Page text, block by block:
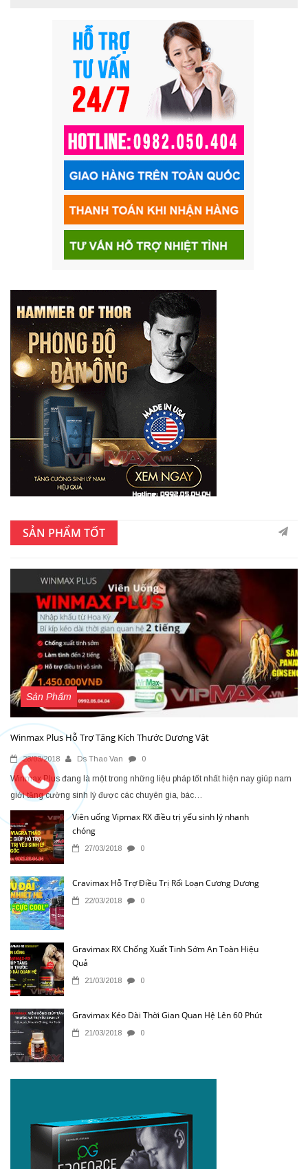
SẢN PHẨM TỐT
Sản Phẩm
Winmax Plus Hỗ Trợ Tăng Kích Thước Dương Vật
28/03/2018 Ds Thao Van 0
Winmax Plus đang là một trong những liệu pháp tốt nhất hiện nay giúp nam
giới tăng cường sinh lý được các chuyên gia, bác…
Viên uống Vipmax RX điều trị yếu sinh lý nhanh
chóng
27/03/2018 0
Cravimax Hỗ Trợ Điều Trị Rối Loạn Cương Dương
22/03/2018 0
Gravimax RX Chống Xuất Tinh Sớm An Toàn Hiệu
Quả
21/03/2018 0
Gravimax Kéo Dài Thời Gian Quan Hệ Lên 60 Phút
21/03/2018 0